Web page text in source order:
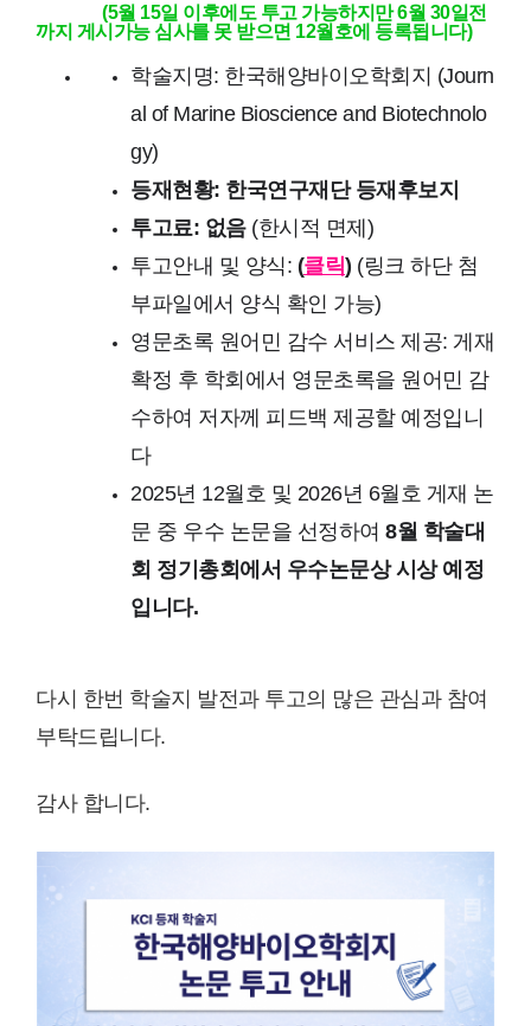
(5월 15일 이후에도 투고 가능하지만 6월 30일전
까지 게시가능 심사를 못 받으면 12월호에 등록됩니다)
학술지명: 한국해양바이오학회지 (Journ
al of Marine Bioscience and Biotechnolo
gy)
등재현황: 한국연구재단 등재후보지
투고료: 없음(한시적 면제)
투고안내 및 양식: (클릭) (링크 하단 첨
부파일에서 양식 확인 가능)
영문초록 원어민 감수 서비스 제공: 게재
확정 후 학회에서 영문초록을 원어민 감
수하여 저자께 피드백 제공할 예정입니
다
2025년 12월호 및 2026년 6월호 게재 논
문 중 우수 논문을 선정하여 8월 학술대
회 정기총회에서 우수논문상 시상 예정
입니다.
다시 한번 학술지 발전과 투고의 많은 관심과 참여
부탁드립니다.
감사 합니다.